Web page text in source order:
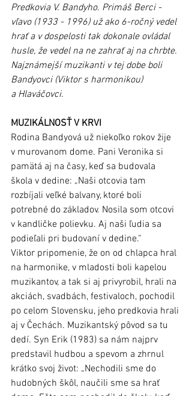
Predkovia V. Bandyho. Primáš Berci -
vľavo (1933 - 1996) už ako 6-ročný vedel
hrať a v dospelosti tak dokonale ovládal
husle, že vedel na ne zahrať aj na chrbte.
Najznámejší muzikanti v tej dobe boli
Bandyovci (Viktor s harmonikou)
a Hlaváčovci.
MUZIKÁLNOSŤ V KRVI
Rodina Bandyová už niekoľko rokov žije
v murovanom dome. Pani Veronika si
pamätá aj na časy, keď sa budovala
škola v dedine: „Naši otcovia tam
rozbíjali veľké balvany, ktoré boli
potrebné do základov. Nosila som otcovi
v kandličke polievku. Aj naši ľudia sa
podieľali pri budovaní v dedine.“
Viktor pripomenie, že on od chlapca hral
na harmonike, v mladosti boli kapelou
muzikantov, a tak si aj privyrobil, hrali na
akciách, svadbách, festivaloch, pochodil
po celom Slovensku, jeho predkovia hrali
aj v Čechách. Muzikantský pôvod sa tu
dedí. Syn Erik (1983) sa nám najprv
predstavil hudbou a spevom a zhrnul
krátko svoj život: „Nechodili sme do
hudobných škôl, naučili sme sa hrať